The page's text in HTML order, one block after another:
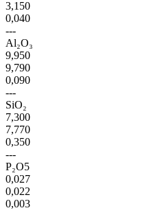
3,150
0,040
---
Al₂O₃
9,950
9,790
0,090
---
SiO₂
7,300
7,770
0,350
---
P₂O5
0,027
0,022
0,003